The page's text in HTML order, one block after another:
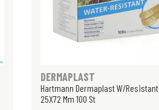
DERMAPLAST
Hartmann Dermaplast W/Resistant
25X72 Mm 100 St